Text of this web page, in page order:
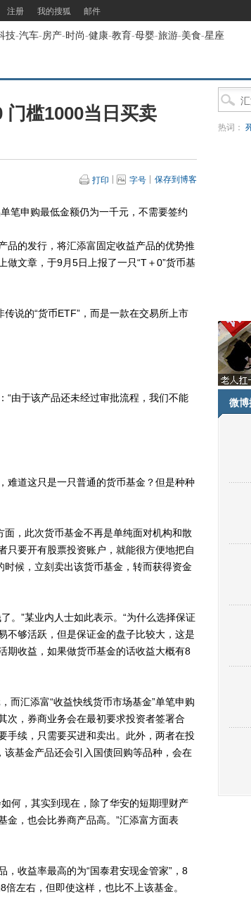
注册 我的搜狐 邮件
技-汽车-房产-时尚-健康-教育-母婴-旅游-美食-星座
门槛1000当日买卖
打印 字号 保存到博客
申购最低金额仍为一千元，不需要签约
的发行，将汇添富固定收益产品的优势推
文章，于9月5日上报了一只“T＋0”货币基
说的“货币ETF”，而是一款在交易所上市
由于该产品还未经过审批流程，我们不能
道这只是一只普通的货币基金？但是种种
，此次货币基金不再是单纯面对机构和散
只要开有股票投资账户，就能很方便地把自
候，立刻卖出该货币基金，转而获得资金
”某业内人士如此表示。“为什么选择保证
不够活跃，但是保证金的盘子比较大，这是
期收益，如果做货币基金的话收益大概有8
汇添富“收益快线货币市场基金”单笔申购
次，券商业务会在最初要求投资者签署合
手续，只需要买进和卖出。此外，两者在投
该基金产品还会引入国债回购等品种，会在
何，其实到现在，除了华安的短期理财产
金，也会比券商产品高。”汇添富方面表
收益率最高的为“国泰君安现金管家”，8
左右，但即使这样，也比不上该基金。
热词：
微博